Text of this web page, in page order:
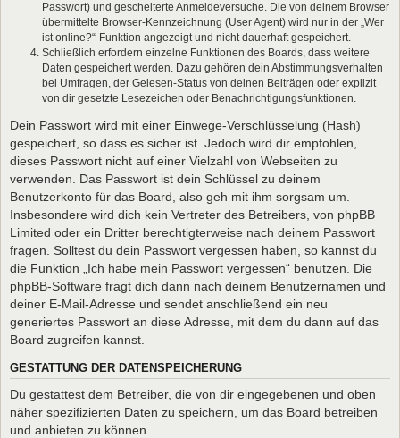
Passwort) und gescheiterte Anmeldeversuche. Die von deinem Browser
übermittelte Browser-Kennzeichnung (User Agent) wird nur in der „Wer
ist online?“-Funktion angezeigt und nicht dauerhaft gespeichert.
Schließlich erfordern einzelne Funktionen des Boards, dass weitere
Daten gespeichert werden. Dazu gehören dein Abstimmungsverhalten
bei Umfragen, der Gelesen-Status von deinen Beiträgen oder explizit
von dir gesetzte Lesezeichen oder Benachrichtigungsfunktionen.
Dein Passwort wird mit einer Einwege-Verschlüsselung (Hash)
gespeichert, so dass es sicher ist. Jedoch wird dir empfohlen,
dieses Passwort nicht auf einer Vielzahl von Webseiten zu
verwenden. Das Passwort ist dein Schlüssel zu deinem
Benutzerkonto für das Board, also geh mit ihm sorgsam um.
Insbesondere wird dich kein Vertreter des Betreibers, von phpBB
Limited oder ein Dritter berechtigterweise nach deinem Passwort
fragen. Solltest du dein Passwort vergessen haben, so kannst du
die Funktion „Ich habe mein Passwort vergessen“ benutzen. Die
phpBB-Software fragt dich dann nach deinem Benutzernamen und
deiner E-Mail-Adresse und sendet anschließend ein neu
generiertes Passwort an diese Adresse, mit dem du dann auf das
Board zugreifen kannst.
GESTATTUNG DER DATENSPEICHERUNG
Du gestattest dem Betreiber, die von dir eingegebenen und oben
näher spezifizierten Daten zu speichern, um das Board betreiben
und anbieten zu können.